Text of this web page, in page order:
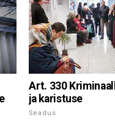
Art. 330
ja karistuse
Seadus